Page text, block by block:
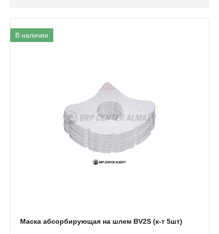
В наличии
Маска абсорбирующая на шлем BV2S (к-т 5шт)